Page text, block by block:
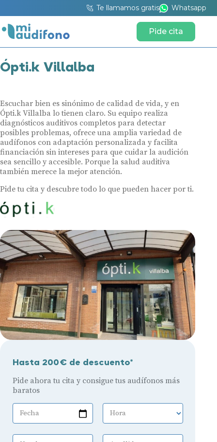
Te llamamos gratis Whatsapp
Pide cita
Ópti.k Villalba
Escuchar bien es sinónimo de calidad de vida, y en
Ópti.k Villalba lo tienen claro. Su equipo realiza
diagnósticos auditivos completos para detectar
posibles problemas, ofrece una amplia variedad de
audífonos con adaptación personalizada y facilita
financiación sin intereses para que cuidar la audición
sea sencillo y accesible. Porque la salud auditiva
también merece la mejor atención.
Pide tu cita y descubre todo lo que pueden hacer por ti.
Hasta 200€ de descuento*
Pide ahora tu cita y consigue tus audífonos más
baratos
Fecha Hora